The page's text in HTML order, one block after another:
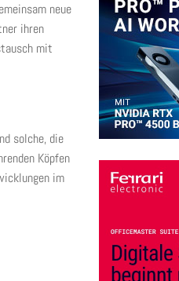
neue
ihren
mit
solche, die
Köpfen
im